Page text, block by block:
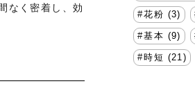
なく密着し、効
花粉 (3)
基本 (9)
時短 (21)